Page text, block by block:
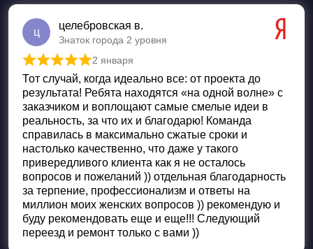
ц
целебровская в.
Знаток города 2 уровня
Оценка 5из 5
2 января
Тот случай, когда идеально все: от проекта до
результата! Ребята находятся «на одной волне» с
заказчиком и воплощают самые смелые идеи в
реальность, за что их и благодарю! Команда
справилась в максимально сжатые сроки и
настолько качественно, что даже у такого
привередливого клиента как я не осталось
вопросов и пожеланий )) отдельная благодарность
за терпение, профессионализм и ответы на
миллион моих женских вопросов )) рекомендую и
буду рекомендовать еще и еще!!! Следующий
переезд и ремонт только с вами ))